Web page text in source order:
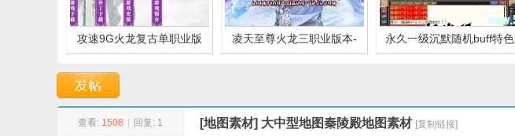
攻速9G火龙复古单职业版
凌天至尊火龙三职业版本-
永久一级沉默随机buff特色
查看: 1508 回复: 1 [地图素材] 大中型地图秦陵殿地图素材 [复制链接]